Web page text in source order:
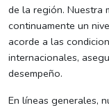
de la región. Nuestra
continuamente un
acorde a las
internacionales,
desempeño.
En líneas generales,